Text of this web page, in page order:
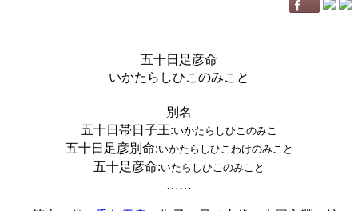
五十日足彦命
いかたらしひこのみこと
別名
五十日帯日子王:いかたらしひこのみこ
五十日足彦別命:いかたらしひこわけのみこと
五十足彦命:いたらしひこのみこと
……